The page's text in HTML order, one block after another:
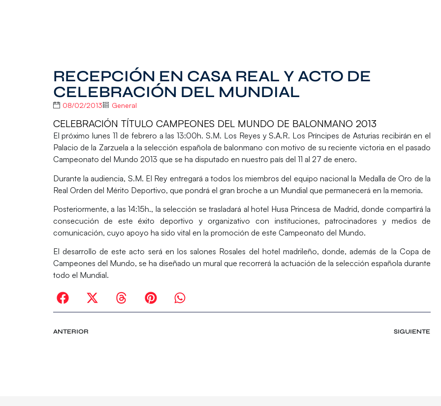
RECEPCIÓN EN CASA REAL Y ACTO DE
CELEBRACIÓN DEL MUNDIAL
08/02/2013 General
CELEBRACIÓN TÍTULO CAMPEONES DEL MUNDO DE BALONMANO 2013
El próximo lunes 11 de febrero a las 13:00h. S.M. Los Reyes y S.A.R. Los Príncipes de Asturias recibirán en el
Palacio de la Zarzuela a la selección española de balonmano con motivo de su reciente victoria en el pasado
Campeonato del Mundo 2013 que se ha disputado en nuestro país del 11 al 27 de enero.
Durante la audiencia, S.M. El Rey entregará a todos los miembros del equipo nacional la Medalla de Oro de la
Real Orden del Mérito Deportivo, que pondrá el gran broche a un Mundial que permanecerá en la memoria.
Posteriormente, a las 14:15h., la selección se trasladará al hotel Husa Princesa de Madrid, donde compartirá la
consecución de este éxito deportivo y organizativo con instituciones, patrocinadores y medios de
comunicación, cuyo apoyo ha sido vital en la promoción de este Campeonato del Mundo.
El desarrollo de este acto será en los salones Rosales del hotel madrileño, donde, además de la Copa de
Campeones del Mundo, se ha diseñado un mural que recorrerá la actuación de la selección española durante
todo el Mundial.
ANTERIOR SIGUIENTE